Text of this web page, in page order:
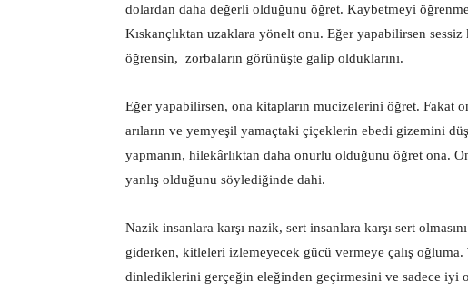
dolardan daha değerli olduğunu öğret. Kaybetmeyi
Kıskançlıktan uzaklara yönelt onu. Eğer yapabilirsen
öğrensin, zorbaların görünüşte galip olduklarını.
Eğer yapabilirsen, ona kitapların mucizelerini öğret. Fakat
arıların ve yemyeşil yamaçtaki çiçeklerin ebedi gizemini
yapmanın, hilekârlıktan daha onurlu olduğunu öğret ona.
yanlış olduğunu söylediğinde dahi.
Nazik insanlara karşı nazik, sert insanlara karşı sert
giderken, kitleleri izlemeyecek gücü vermeye çalış
dinlediklerini gerçeğin eleğinden geçirmesini ve sadece iyi